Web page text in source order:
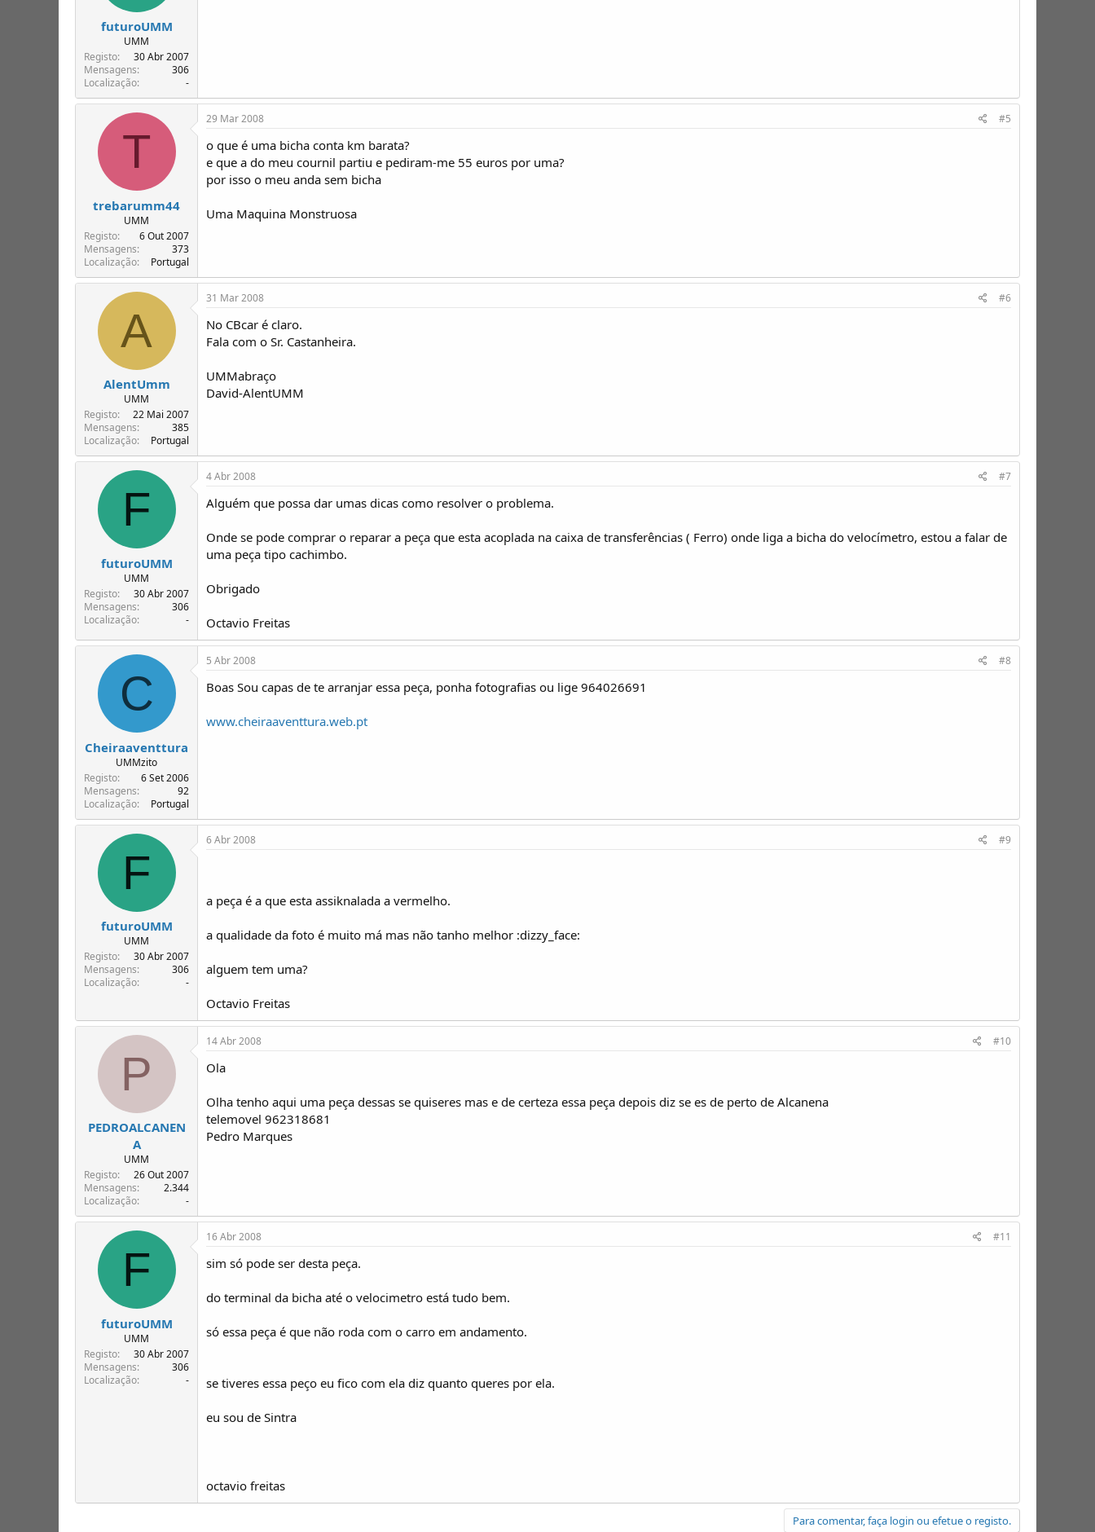
futuroUMM
UMM
Registo
30 Abr 2007
Mensagens
306
Localização
-
T
trebarumm44
UMM
Registo
6 Out 2007
Mensagens
373
Localização
Portugal
29 Mar 2008 #5
o que é uma bicha conta km barata?
e que a do meu cournil partiu e pediram-me 55 euros por uma?
por isso o meu anda sem bicha
Uma Maquina Monstruosa
A
AlentUmm
UMM
Registo
22 Mai 2007
Mensagens
385
Localização
Portugal
31 Mar 2008 #6
No CBcar é claro.
Fala com o Sr. Castanheira.
UMMabraço
David-AlentUMM
F
futuroUMM
UMM
Registo
30 Abr 2007
Mensagens
306
Localização
-
4 Abr 2008 #7
Alguém que possa dar umas dicas como resolver o problema.
Onde se pode comprar o reparar a peça que esta acoplada na caixa de transferências ( Ferro) onde liga a bicha do velocímetro, estou a falar de
uma peça tipo cachimbo.
Obrigado
Octavio Freitas
C
Cheiraaventtura
UMMzito
Registo
6 Set 2006
Mensagens
92
Localização
Portugal
5 Abr 2008 #8
Boas Sou capas de te arranjar essa peça, ponha fotografias ou lige 964026691
www.cheiraaventtura.web.pt
F
futuroUMM
UMM
Registo
30 Abr 2007
Mensagens
306
Localização
-
6 Abr 2008 #9
a peça é a que esta assiknalada a vermelho.
a qualidade da foto é muito má mas não tanho melhor :dizzy_face:
alguem tem uma?
Octavio Freitas
P
PEDROALCANEN
A
UMM
Registo
26 Out 2007
Mensagens
2.344
Localização
-
14 Abr 2008 #10
Ola
Olha tenho aqui uma peça dessas se quiseres mas e de certeza essa peça depois diz se es de perto de Alcanena
telemovel 962318681
Pedro Marques
F
futuroUMM
UMM
Registo
30 Abr 2007
Mensagens
306
Localização
-
16 Abr 2008 #11
sim só pode ser desta peça.
do terminal da bicha até o velocimetro está tudo bem.
só essa peça é que não roda com o carro em andamento.
se tiveres essa peço eu fico com ela diz quanto queres por ela.
eu sou de Sintra
octavio freitas
Para comentar, faça login ou efetue o registo.